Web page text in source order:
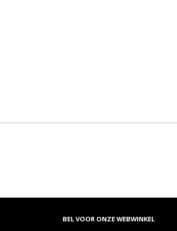
BEL VOOR ONZE WEBWINKEL